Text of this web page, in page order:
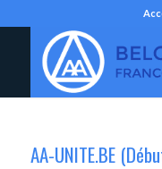
AA-UNITE.BE